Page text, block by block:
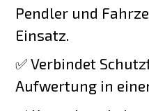
Pendler und
Einsatz.
✅ Verbindet
Aufwertung in